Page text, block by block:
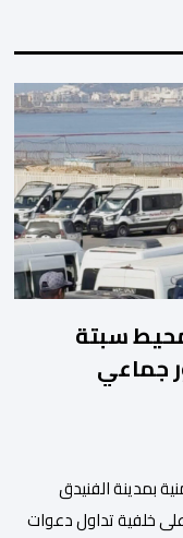
سبتة
جماعي
بمدينة الفنيدق
على خلفية تداول دعوات